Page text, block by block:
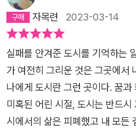
우리에게 상기시킨다. 도시는 안
상이 아니라, 불안과 분투의 아수
한다. ◦ 비비언 고닉 선집 사나운 애착Fierce Attachments: A
Memoir 1987년 처음 발표되어
0세기 100대 논픽션’ 등으로 꼽
로 뉴욕에서 나고 자란 작가의 ‘
신랄한 문체로 기억하고 풀어내
강렬한 영향을 미친 사람들, 그들
나의 마음은 움츠러들고 뒷걸음
진 마음 앞에 절망감을 느끼면서,
없다는 이유로 그토록 많은 사람
역사상 없었다(25p)”는 작가의 말을 기
착』에서 작가 비비언 고닉의 어
도움을 주는 데 주저함이 없었다
다. 그들 스스로가 만든, 보이지
자목련 2023-03-14
실패를 안겨준 도시를 기억하는
가 여전히 그리운 것은 그곳에서
나에게 도시란 그런 곳이다. 꿈
미혹된 어린 시절, 도시는 반드
시에서의 삶은 피폐했고 내 모든